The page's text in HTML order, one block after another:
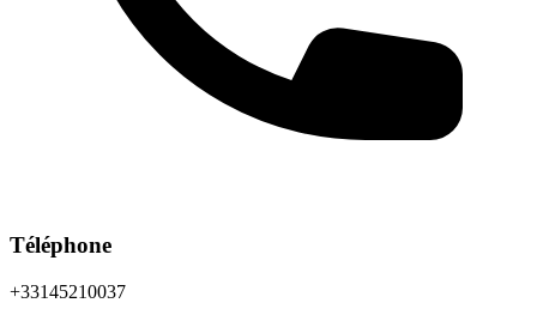
Téléphone
+33145210037